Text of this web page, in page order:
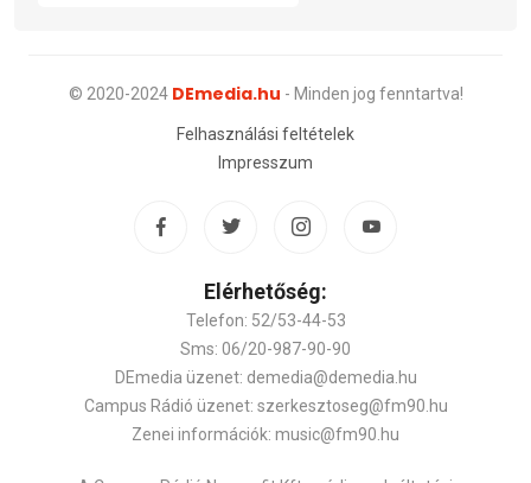
© 2020-2024 DEmedia.hu - Minden jog fenntartva!
Felhasználási feltételek
Impresszum
Elérhetőség:
Telefon: 52/53-44-53
Sms: 06/20-987-90-90
DEmedia üzenet: demedia@demedia.hu
Campus Rádió üzenet: szerkesztoseg@fm90.hu
Zenei információk: music@fm90.hu